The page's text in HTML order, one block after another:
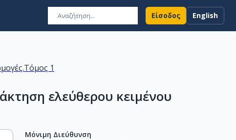
Είσοδος English
1
ελεύθερου κειμένου
Μόνιμη Διεύθυνση